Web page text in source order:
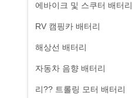
에바이크 및 스쿠터 배터리
RV 캠핑카 배터리
해상선 배터리
자동차 음향 배터리
리?? 트롤링 모터 배터리